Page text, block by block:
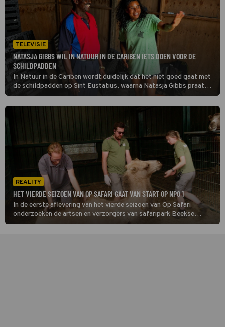
TELEVISIE
NATASJA GIBBS WIL IN NATUUR IN DE CARIBEN IETS DOEN VOOR DE
SCHILDPADDEN
In Natuur in de Cariben wordt duidelijk dat het niet goed gaat met
de schildpadden op Sint Eustatius, waarna Natasja Gibbs praat
met een vrouw die veel weet van bomen die bij de kust worden
geplant om de reptielen te redden van de gevaren van erosie.
REALITY
HET VIERDE SEIZOEN VAN OP SAFARI GAAT VAN START OP NPO 1
In de eerste aflevering van het vierde seizoen van Op Safari
onderzoeken de artsen en verzorgers van safaripark Beekse
Bergen een dromedaris, een dier dat in zijn natuurlijke omgeving